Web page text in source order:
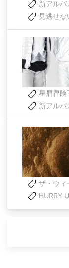
新アルバ
見逃せな
星屑冒険
新アルバ
ザ・ウィ
HURRY